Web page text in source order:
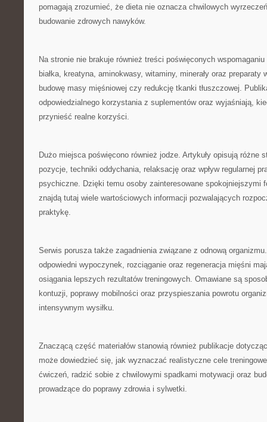
pomagają zrozumieć, że dieta nie oznacza chwilowych
budowanie zdrowych nawyków.
Na stronie nie brakuje również treści poświęconych
białka, kreatyna, aminokwasy, witaminy, minerały oraz preparaty
budowę masy mięśniowej czy redukcję tkanki tłuszczowej.
odpowiedzialnego korzystania z suplementów oraz wyjaśniają,
przynieść realne korzyści.
Dużo miejsca poświęcono również jodze. Artykuły opisują różne
pozycje, techniki oddychania, relaksację oraz wpływ regularnej
psychiczne. Dzięki temu osoby zainteresowane spokojniejszymi
znajdą tutaj wiele wartościowych informacji pozwalających
praktykę.
Serwis porusza także zagadnienia związane z odnową
odpowiedni wypoczynek, rozciąganie oraz regeneracja mięśni
osiągania lepszych rezultatów treningowych. Omawiane są
kontuzji, poprawy mobilności oraz przyspieszania powrotu
intensywnym wysiłku.
Znaczącą część materiałów stanowią również publikacje
może dowiedzieć się, jak wyznaczać realistyczne cele
ćwiczeń, radzić sobie z chwilowymi spadkami motywacji oraz
prowadzące do poprawy zdrowia i sylwetki.